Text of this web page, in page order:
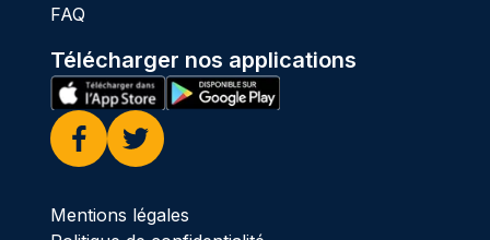
FAQ
Télécharger nos applications
Facebook
Twitter
Mentions légales